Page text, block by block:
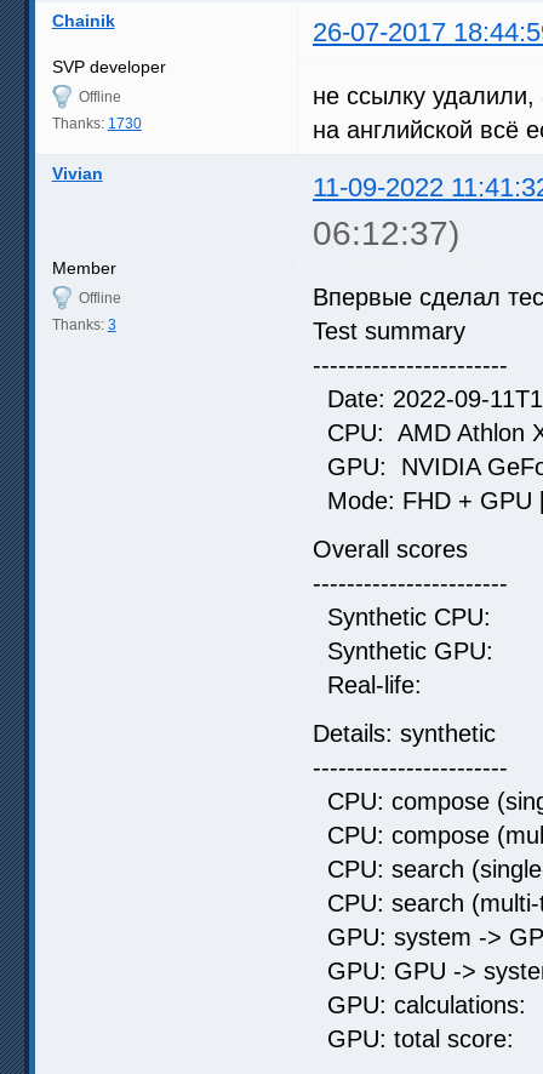
Chainik 26-07-2017
SVP developer
Offline
Thanks: 1730
не ссылку
на английской всё
Vivian 11-09-2022
06:12:37)
Member
Offline
Thanks: 3
Впервые сделал
Test summary
-----------------------
Date: 2022-09-
CPU: AMD Athlon
GPU: NVIDIA
Mode: FHD + GPU
Overall scores
-----------------------
Synthetic
Synthetic
Real-life:
Details: synthetic
-----------------------
CPU: compose
CPU: compose
CPU: search
CPU: search
GPU: system ->
GPU: GPU ->
GPU:
GPU: total